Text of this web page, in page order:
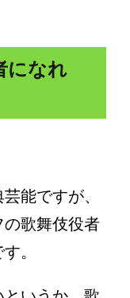
になれ
能ですが、
歌舞伎役者
。